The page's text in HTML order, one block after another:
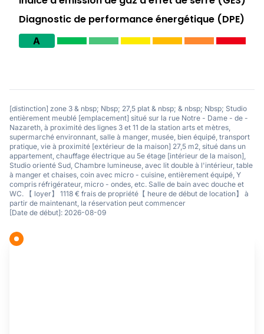
Diagnostic de performance énergétique (DPE)
A
[distinction] zone 3 & nbsp; Nbsp; 27,5 plat & nbsp; & nbsp; Nbsp; Studio
entièrement meublé [emplacement] situé sur la rue Notre - Dame - de -
Nazareth, à proximité des lignes 3 et 11 de la station arts et mètres,
supermarché environnant, salle à manger, musée, bien équipé, transport
pratique, vie à proximité [extérieur de la maison] 27,5 m2, situé dans un
appartement, chauffage électrique au 5e étage [intérieur de la maison],
Studio orienté Sud, Chambre lumineuse, avec lit double à l'intérieur, table
à manger et chaises, coin avec micro - cuisine, entièrement équipé, Y
compris réfrigérateur, micro - ondes, etc. Salle de bain avec douche et
WC. 【 loyer】 1118 € frais de propriété【 heure de début de location】 à
partir de maintenant, la réservation peut commencer
[Date de début]: 2026-08-09